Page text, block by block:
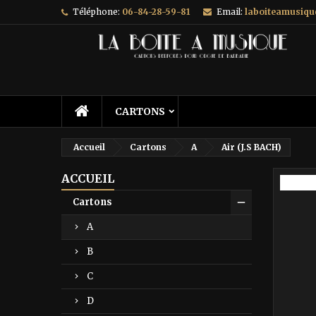
Téléphone: 06-84-28-59-81 Email:
CARTONS
Accueil Cartons A Air (J.S BACH)
ACCUEIL
Cartons
A
B
C
D